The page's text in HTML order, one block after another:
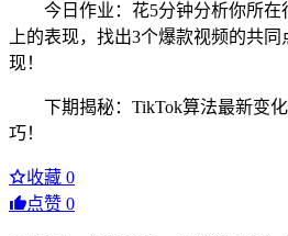
今日作业：花5分钟分析你所
上的表现，找出3个爆款视频的共
现！
下期揭秘：TikTok算法最新变
巧！
收藏 0
点赞 0